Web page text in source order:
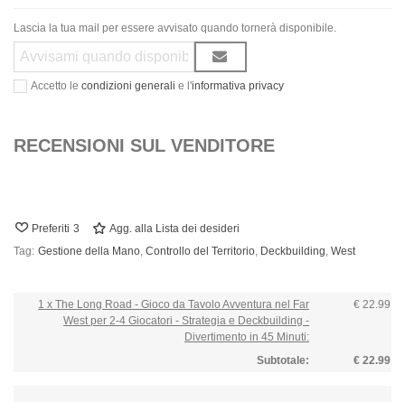
Lascia la tua mail per essere avvisato quando tornerà disponibile.
Accetto le condizioni generali e l'informativa privacy
RECENSIONI SUL VENDITORE
Preferiti 3
Agg. alla Lista dei desideri
Tag: Gestione della Mano, Controllo del Territorio, Deckbuilding, West
1 x The Long Road - Gioco da Tavolo Avventura nel Far
West per 2-4 Giocatori - Strategia e Deckbuilding -
Divertimento in 45 Minuti:
€ 22.99
Subtotale: € 22.99